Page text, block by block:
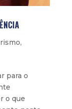
,
para o
o que